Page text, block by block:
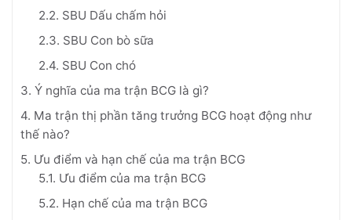
2.2. SBU Dấu chấm hỏi
2.3. SBU Con bò sữa
2.4. SBU Con chó
3. Ý nghĩa của ma trận BCG là gì?
4. Ma trận thị phần tăng trưởng BCG hoạt động như
thế nào?
5. Ưu điểm và hạn chế của ma trận BCG
5.1. Ưu điểm của ma trận BCG
5.2. Hạn chế của ma trận BCG